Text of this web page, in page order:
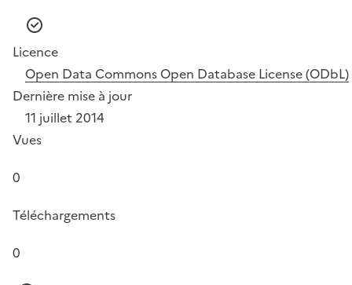
Licence
Open Data Commons Open Database License (ODbL)
Dernière mise à jour
11 juillet 2014
Vues
0
Téléchargements
0